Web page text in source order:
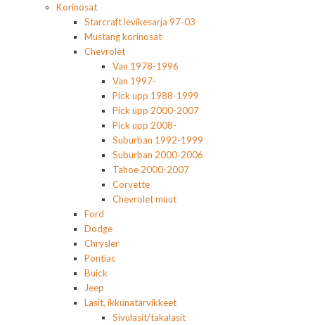
Korinosat
Starcraft levikesarja 97-03
Mustang korinosat
Chevrolet
Van 1978-1996
Van 1997-
Pick upp 1988-1999
Pick upp 2000-2007
Pick upp 2008-
Suburban 1992-1999
Suburban 2000-2006
Tahoe 2000-2007
Corvette
Chevrolet muut
Ford
Dodge
Chrysler
Pontiac
Buick
Jeep
Lasit, ikkunatarvikkeet
Sivulasit/takalasit